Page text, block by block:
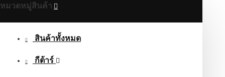
หมวดหมู่สินค้า
สินค้าทั้งหมด
กีต้าร์